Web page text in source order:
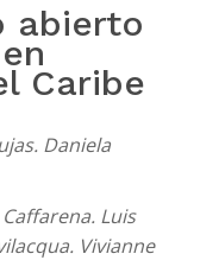
abierto
Caribe
Daniela
Luis
Vivianne